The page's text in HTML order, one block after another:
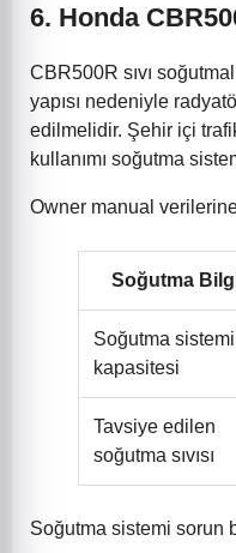
6. Honda
CBR500R sıvı
yapısı nedeniyle
edilmelidir. Şehir içi
kullanımı soğutma
Owner manual
Soğutma
Soğutma sistemi
kapasitesi
Tavsiye edilen
soğutma sıvısı
Soğutma sistemi sorun